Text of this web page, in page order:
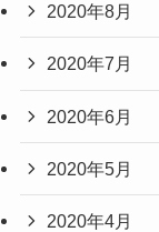
2020年8月
2020年7月
2020年6月
2020年5月
2020年4月